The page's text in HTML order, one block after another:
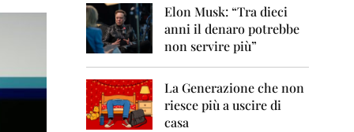
0
0
0
8
Elon Musk: “Tra dieci
anni il denaro potrebbe
non servire più”
La Generazione che non
riesce più a uscire di
casa